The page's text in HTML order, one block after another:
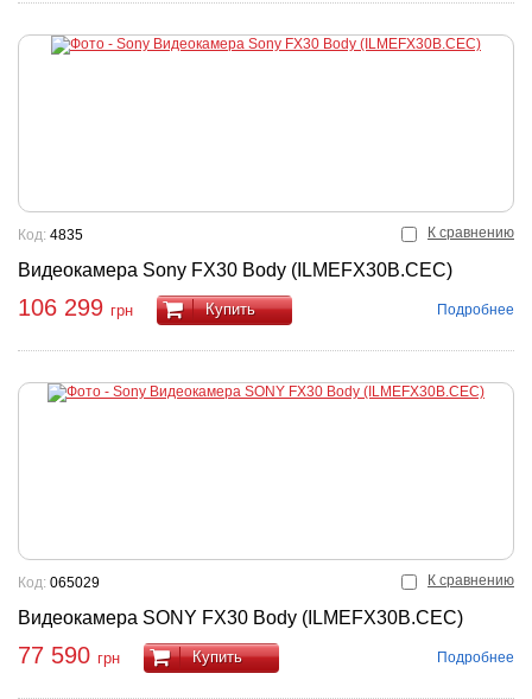
К сравнению
Видеокамера Sony FX30 Body (ILMEFX30B.CEC)
Код: 4835
106 299 грн Купить Подробнее
К сравнению
Видеокамера SONY FX30 Body (ILMEFX30B.CEC)
Код: 065029
77 590 грн Купить Подробнее